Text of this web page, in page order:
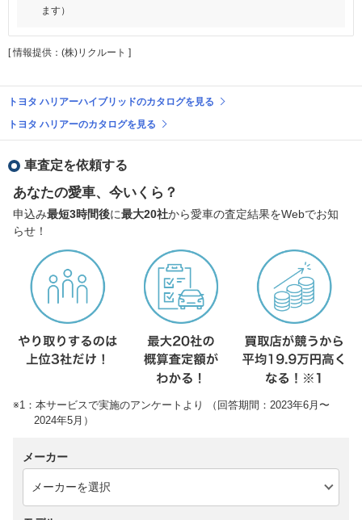
ます）
[ 情報提供：(株)リクルート ]
トヨタ ハリアーハイブリッドのカタログを見る
トヨタ ハリアーのカタログを見る
車査定を依頼する
あなたの愛車、今いくら？
申込み最短3時間後に最大20社から愛車の査定結果をWebでお知
らせ！
※1：本サービスで実施のアンケートより （回答期間：2023年6月〜
2024年5月）
メーカー